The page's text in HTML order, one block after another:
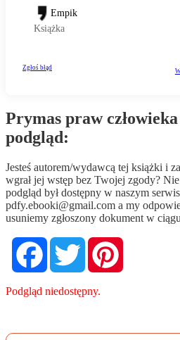
Prymas praw
podgląd:
Jesteś autorem/wydawcą tej książki i
wgrał jej wstęp bez Twojej zgody?
podgląd był dostępny w naszym
pdfy.ebooki@gmail.com a my
usuniemy zgłoszony dokument w
FacebookTwitter
Podgląd niedostępny.